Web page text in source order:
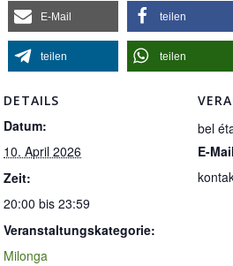
E-Mail teilen
teilen teilen
DETAILS
Datum:
10. April 2026
Zeit:
20:00 bis 23:59
Veranstaltungskategorie:
Milonga
bel
E-Mail